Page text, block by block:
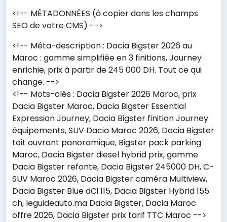
<!-- MÉTADONNÉES (à copier dans les champs
SEO de votre CMS) -->
<!-- Méta-description : Dacia Bigster 2026 au
Maroc : gamme simplifiée en 3 finitions, Journey
enrichie, prix à partir de 245 000 DH. Tout ce qui
change. -->
<!-- Mots-clés : Dacia Bigster 2026 Maroc, prix
Dacia Bigster Maroc, Dacia Bigster Essential
Expression Journey, Dacia Bigster finition Journey
équipements, SUV Dacia Maroc 2026, Dacia Bigster
toit ouvrant panoramique, Bigster pack parking
Maroc, Dacia Bigster diesel hybrid prix, gamme
Dacia Bigster refonte, Dacia Bigster 245000 DH, C-
SUV Maroc 2026, Dacia Bigster caméra Multiview,
Dacia Bigster Blue dCi 115, Dacia Bigster Hybrid 155
ch, leguideauto.ma Dacia Bigster, Dacia Maroc
offre 2026, Dacia Bigster prix tarif TTC Maroc -->